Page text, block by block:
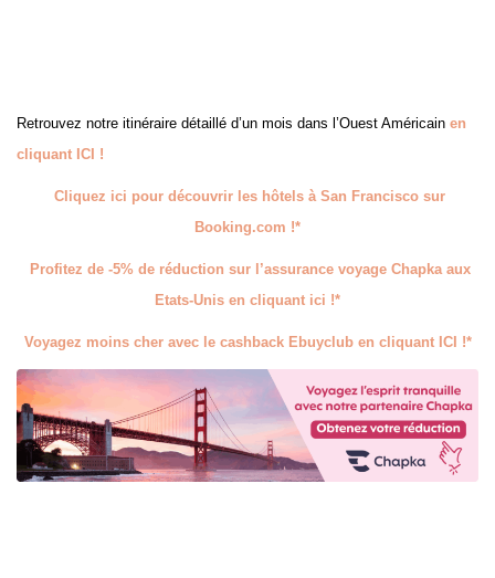
Retrouvez notre itinéraire détaillé d’un mois dans l’Ouest Américain en
cliquant ICI !
Cliquez ici pour découvrir les hôtels à San Francisco sur
Booking.com !*
Profitez de -5% de réduction sur l’assurance voyage Chapka aux
Etats-Unis en cliquant ici !*
Voyagez moins cher avec le cashback Ebuyclub en cliquant ICI !*